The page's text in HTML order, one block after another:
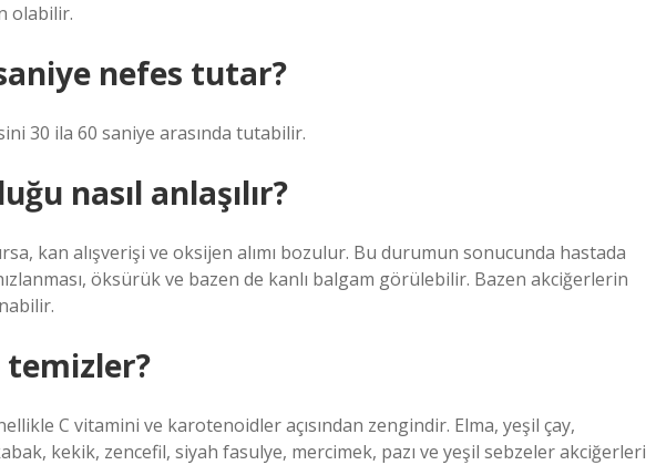
olabilir.
nefes tutar?
30 ila 60 saniye arasında tutabilir.
nasıl anlaşılır?
kan alışverişi ve oksijen alımı bozulur. Bu durumun sonucunda hastada
öksürük ve bazen de kanlı balgam görülebilir. Bazen akciğerlerin
temizler?
C vitamini ve karotenoidler açısından zengindir. Elma, yeşil çay,
kekik, zencefil, siyah fasulye, mercimek, pazı ve yeşil sebzeler akciğerleri